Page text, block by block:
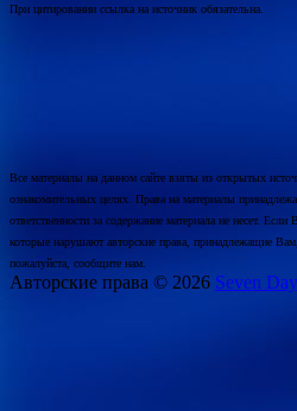
При цитировании ссылка на источник обязательна.
Все материалы на данном сайте взяты из открытых
ознакомительных целях. Права на материалы
ответственности за содержание материала не несет.
которые нарушают авторские права, принадлежащие
пожалуйста, сообщите нам.
Авторские права © 2026 Seven